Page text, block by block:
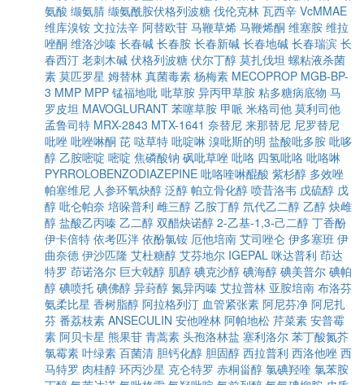
氨酸 缬氨腈 缬氨酰胺伏格列波糖 伐伦克林 瓦西辛 VcMMAE
维库溴铵 文拉法辛 阿替欧苷 马鞭草烯 马鞭烯酮 维塞胺 维拉
唑酮 维洛沙嗪 长春碱 长春胺 长春新碱 长春地碱 长春瑞滨 长
春西汀 老刺木碱 伏格列波糖 伏尔丁醇 莫扎伐坦 螺粘液杀菌
素 莫匹罗星 姆替林 真菌毒素 杨梅素 MECOPROP MGB-BP-
3 MMP MPP 锰福地吡 吡草胺 异丙甲草胺 粘多糖病底物 马
罗皮坦 MAVOGLURANT 苯噻草胺 甲哌 米格司他 莫利司他
孟鲁司特 MRX-2843 MTX-1641 奈替尼 来那替尼 尼罗替尼
吡唑 吡唑啉酮 芘 哒草特 吡啶啉 溴吡斯的明 盐酸吡多胺 吡哆
醇 乙胺嘧啶 嘧啶 焦磷酸钠 砜吡草唑 吡咯 四氢吡咯 吡咯啉
PYRROLOBENZODIAZEPINE 吡咯喹啉醌酸 紫杉醇 多效唑
帕塞维尼 人参环氧炔醇 泛醇 帕立骨化醇 喷昔洛韦 戊硫醇 戊
醇 吡仑帕奈 培哚普利 雌三醇 乙胺丁醇 氘代乙二醇 乙醇 炔雌
醇 盐酸乙丙嗪 乙二醇 双醋炔诺醇 2-乙基-1,3-己二醇 丁香酚
伊卡倍特 依考匹泮 依酚氯铵 厄他培南 艾司唑仑 伊多塞班 伊
曲奈德 伊沙匹隆 艾杜糖醇 艾芬地尔 IGEPAL 咪达普利 茚达
特罗 茚诺洛尔 巨大戟醇 肌醇 碘克沙醇 碘海醇 碘美普尔 碘帕
醇 碘喷托 碘佛醇 异葑醇 氮异丙嗪 艾拉普林 亚胺培南 布洛芬
氨柔比星 香树脂醇 阿拉格列汀 血管紧张素 阿尼芬净 阿尼扎
芬 番荔枝素 ANSECULIN 安他唑林 阿帕地松 芹菜素 安普霉
素 阿贝卡星 熊果苷 青蒿素 头孢洛林盐 塞利洛尔 苯丁酸氮芥
氯霉素 叶绿素 百菌清 胆钙化醇 胆固醇 西拉普利 西洛他唑 西
马特罗 肉桂醇 环丙沙星 克仑特罗 赤桐甾醇 氯碘羟喹 氯苯胺